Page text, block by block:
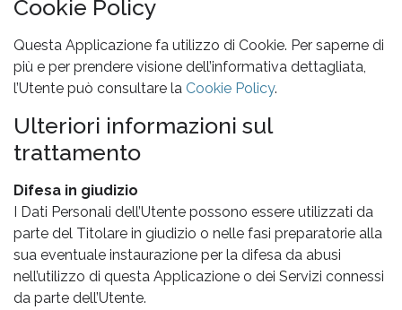
Cookie Policy
Questa Applicazione fa utilizzo di Cookie. Per saperne di
più e per prendere visione dell’informativa dettagliata,
l’Utente può consultare la Cookie Policy.
Ulteriori informazioni sul
trattamento
Difesa in giudizio
I Dati Personali dell’Utente possono essere utilizzati da
parte del Titolare in giudizio o nelle fasi preparatorie alla
sua eventuale instaurazione per la difesa da abusi
nell’utilizzo di questa Applicazione o dei Servizi connessi
da parte dell’Utente.